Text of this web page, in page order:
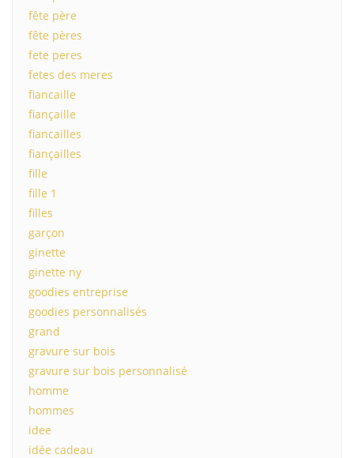
fête père
fête pères
fete peres
fetes des meres
fiancaille
fiançaille
fiancailles
fiançailles
fille
fille 1
filles
garçon
ginette
ginette ny
goodies entreprise
goodies personnalisés
grand
gravure sur bois
gravure sur bois personnalisé
homme
hommes
idee
idée cadeau